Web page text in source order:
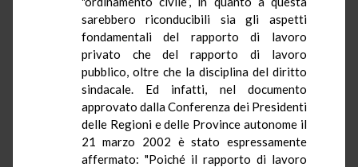
sarebbero riconducibili sia gli aspetti
fondamentali del rapporto di lavoro
privato che del rapporto di lavoro
pubblico, oltre che la disciplina del diritto
sindacale. Ed infatti, nel documento
approvato dalla Conferenza dei Presidenti
delle Regioni e delle Province autonome il
21 marzo 2002 è stato espressamente
affermato: "Poiché il rapporto di lavoro